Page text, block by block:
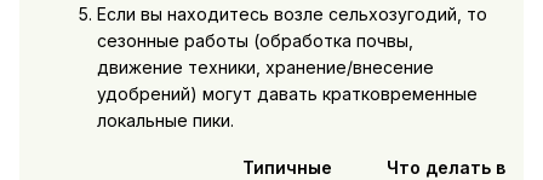
Если вы находитесь возле сельхозугодий, то
сезонные работы (обработка почвы,
движение техники, хранение/внесение
удобрений) могут давать кратковременные
локальные пики.
Типичные
Что делать в